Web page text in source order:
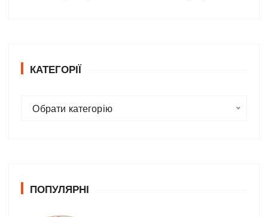
КАТЕГОРІЇ
р
Обрати категорію
ПОПУЛЯРНІ